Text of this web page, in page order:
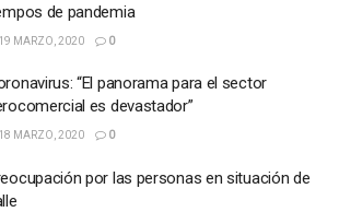
de pandemia
19 MARZO, 2020 0
“El panorama para el sector
es devastador”
18 MARZO, 2020 0
por las personas en situación de